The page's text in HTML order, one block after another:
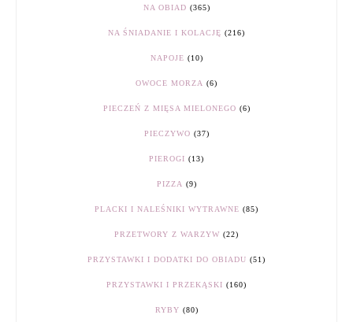
NA OBIAD (365)
NA ŚNIADANIE I KOLACJĘ (216)
NAPOJE (10)
OWOCE MORZA (6)
PIECZEŃ Z MIĘSA MIELONEGO (6)
PIECZYWO (37)
PIEROGI (13)
PIZZA (9)
PLACKI I NALEŚNIKI WYTRAWNE (85)
PRZETWORY Z WARZYW (22)
PRZYSTAWKI I DODATKI DO OBIADU (51)
PRZYSTAWKI I PRZEKĄSKI (160)
RYBY (80)